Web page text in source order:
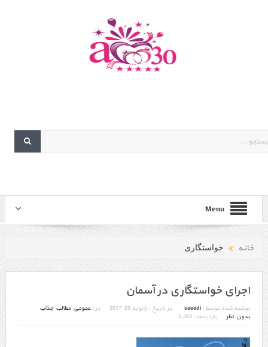
Menu
خانه خواستگاری
اجرای خواستگاری در آسمان
نوشته شده توسط : saeedi در تاریخ :ژانویه 25, 2017 در : عمومی,مطالب جذاب
بدون نظر
بازدیدها : 2,362